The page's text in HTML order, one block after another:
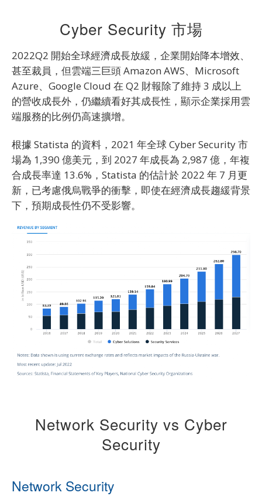
Cyber Security 市場
2022Q2 開始全球經濟成長放緩，企業開始降本增效、
甚至裁員，但雲端三巨頭 Amazon AWS、Microsoft
Azure、Google Cloud 在 Q2 財報除了維持 3 成以上
的營收成長外，仍繼續看好其成長性，顯示企業採用雲
端服務的比例仍高速擴增。
根據 Statista 的資料，2021 年全球 Cyber Security 市
場為 1,390 億美元，到 2027 年成長為 2,987 億，年複
合成長率達 13.6%，Statista 的估計於 2022 年 7 月更
新，已考慮俄烏戰爭的衝擊，即使在經濟成長趨緩背景
下，預期成長性仍不受影響。
Network Security vs Cyber
Security
Network Security